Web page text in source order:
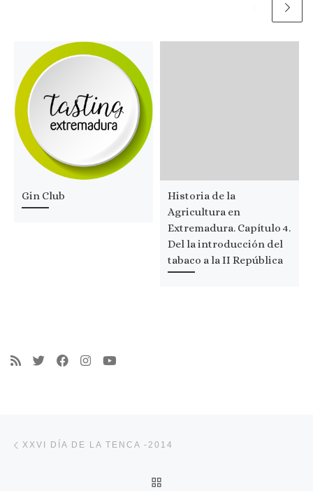
Gin Club
Historia de la
Agricultura en
Extremadura. Capítulo 4.
Del la introducción del
tabaco a la II República
XXVI DÍA DE LA TENCA -2014